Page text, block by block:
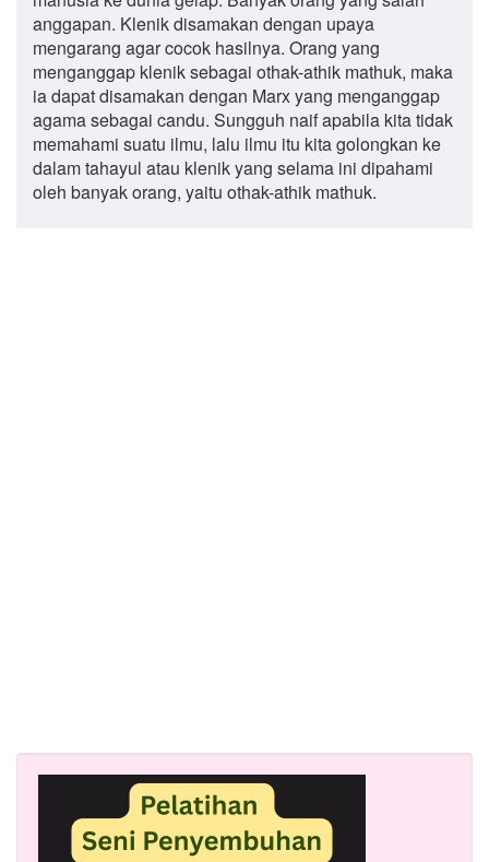
anggapan. Klenik disamakan dengan upaya
mengarang agar cocok hasilnya. Orang yang
menganggap klenik sebagai othak-athik mathuk, maka
ia dapat disamakan dengan Marx yang menganggap
agama sebagai candu. Sungguh naif apabila kita tidak
memahami suatu ilmu, lalu ilmu itu kita golongkan ke
dalam tahayul atau klenik yang selama ini dipahami
oleh banyak orang, yaitu othak-athik mathuk.